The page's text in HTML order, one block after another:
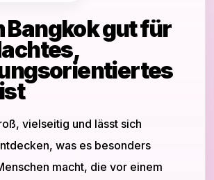
Bangkok gut für
vielseitig und lässt sich
was es besonders
macht, die vor einem